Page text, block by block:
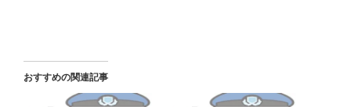
おすすめの関連記事